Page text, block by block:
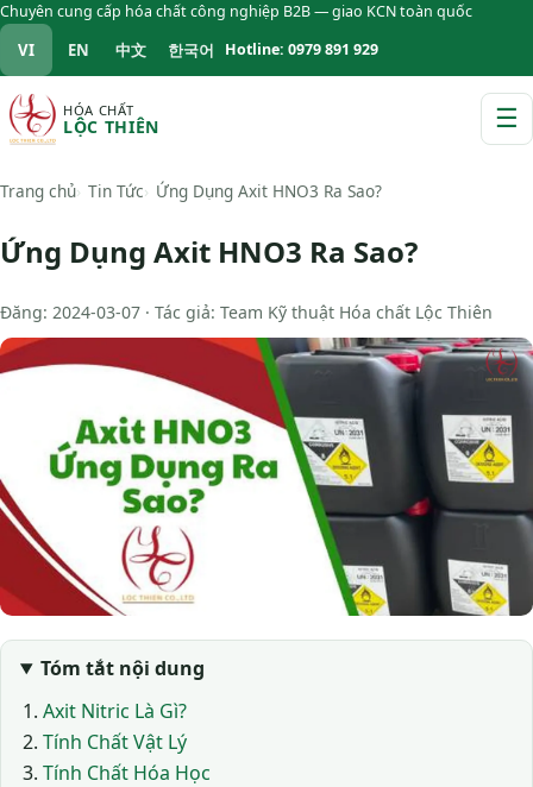
Chuyên cung cấp hóa chất công nghiệp B2B — giao KCN toàn quốc
VI EN 中文 한국어 Hotline: 0979 891 929
HÓA CHẤT
LỘC THIÊN ☰
Trang chủ Tin Tức Ứng Dụng Axit HNO3 Ra Sao?
Ứng Dụng Axit HNO3 Ra Sao?
Đăng: 2024-03-07 · Tác giả: Team Kỹ thuật Hóa chất Lộc Thiên
Tóm tắt nội dung
Axit Nitric Là Gì?
Tính Chất Vật Lý
Tính Chất Hóa Học